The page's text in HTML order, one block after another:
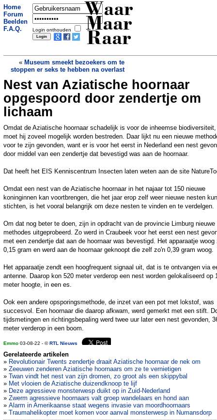
Home
Forum
Beelden
F.A.Q.
Login onthouden
Waar
Maar
Raar
« Museum smeekt bezoekers om te
stoppen er seks te hebben na overlast
Bikinimodel verzint streng regime: uren
seks om af te vallen»
Nest van Aziatische hoornaar
opgespoord door zendertje om
lichaam
Omdat de Aziatische hoornaar schadelijk is voor de inheemse biodiversiteit,
moet hij zoveel mogelijk worden bestreden. Daar lijkt nu een nieuwe
voor te zijn gevonden, want er is voor het eerst in Nederland een nest
door middel van een zendertje dat bevestigd was aan de hoornaar.
Dat heeft het EIS Kenniscentrum Insecten laten weten aan de site
Omdat een nest van de Aziatische hoornaar in het najaar tot 150 nieuwe
koninginnen kan voortbrengen, die het jaar erop zelf weer nieuwe nesten
stichten, is het vooral belangrijk om deze nesten te vinden en te verdelgen.
Om dat nog beter te doen, zijn in opdracht van de provincie Limburg nieuwe
methodes uitgeprobeerd. Zo werd in Craubeek voor het eerst een nest
met een zendertje dat aan de hoornaar was bevestigd. Het apparaatje woog
0,15 gram en werd aan de hoornaar geknoopt die zelf zo'n 0,39 gram woog.
Het apparaatje zendt een hoogfrequent signaal uit, dat is te ontvangen via
antenne. Daarop kon 520 meter verderop een nest worden gelokaliseerd op
meter hoogte, in een es.
Ook een andere opsporingsmethode, de inzet van een pot met lokstof, was
succesvol. Een hoornaar die daarop afkwam, werd gemerkt met een stift.
tijdsmetingen en richtingsbepaling werd twee uur later een nest gevonden,
meter verderop in een boom.
Emmo 03-08-22 - ©RTL Nieuws
Gerelateerde artikelen
» Revolutionair Twents zendertje draait Aziatische hoornaar de nek om
» Zeeuwen zenderen Aziatische hoornaars om ze te vernietigen
» Twan vindt het nest van zijn dromen, zo groot als een skippybal
» Met vlooien de Aziatische duizendknoop te lijf
» Deze agressieve monsterwesp duikt op in Zuid-Nederland
» Zwerm agressieve hoornaars valt groep wandelaars en hond aan
» Alarm in Amerikaanse staat wegens invasie van moordhoornaars
» Traumahelikopter moet komen voor aanval monsterwesp in Numansdorp